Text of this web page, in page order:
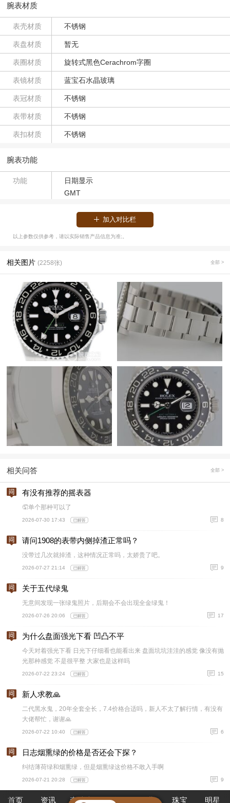
腕表材质
表壳材质 不锈钢
表盘材质 暂无
表圈材质 旋转式黑色Cerachrom字圈
表镜材质 蓝宝石水晶玻璃
表冠材质 不锈钢
表带材质 不锈钢
表扣材质 不锈钢
腕表功能
功能
日期显示
GMT
加入对比栏
以上参数仅供参考，请以实际销售产品信息为准;。
相关图片 (2258张) 全部 >
相关问答 全部 >
有没有推荐的摇表器
🤦单个那种可以了
2026-07-30 17:43 8
请问1908的表带内侧掉渣正常吗？
没带过几次就掉渣，这种情况正常吗，太娇贵了吧。
2026-07-27 21:14 9
关于五代绿鬼
无意间发现一张绿鬼照片，后期会不会出现全金绿鬼！
2026-07-26 20:06 17
为什么盘面强光下看 凹凸不平
今天对着强光下看 日光下仔细看也能看出来 盘面坑坑洼洼的感觉 像没有抛
光那种感觉 不是很平整 大家也是这样吗
2026-07-22 23:24 15
新人求教🙏
二代黑水鬼，20年全套全长，7.4价格合适吗，新人不太了解行情，有没有
大佬帮忙，谢谢🙏
2026-07-22 10:40 6
日志烟熏绿的价格是否还会下探？
纠结薄荷绿和烟熏绿，但是烟熏绿这价格不敢入手啊
2026-07-21 20:28 9
首页 资讯 查腕表 论坛 作业 珠宝 明星